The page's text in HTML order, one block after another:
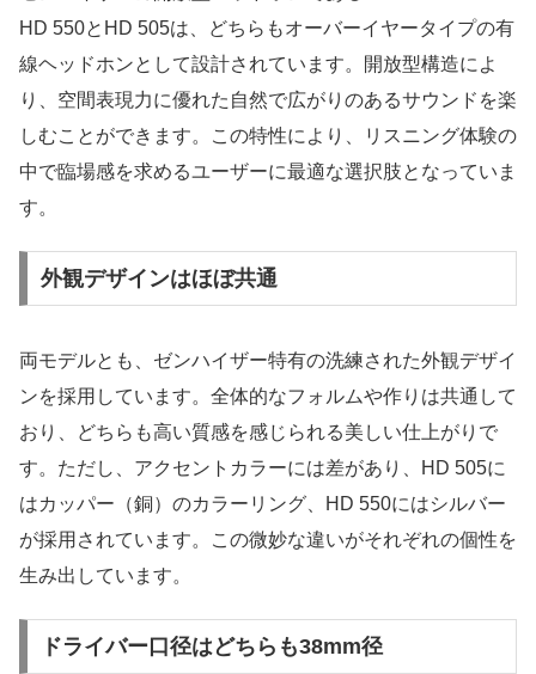
HD 550とHD 505は、どちらもオーバーイヤータイプの有
線ヘッドホンとして設計されています。開放型構造によ
り、空間表現力に優れた自然で広がりのあるサウンドを楽
しむことができます。この特性により、リスニング体験の
中で臨場感を求めるユーザーに最適な選択肢となっていま
す。
外観デザインはほぼ共通
両モデルとも、ゼンハイザー特有の洗練された外観デザイ
ンを採用しています。全体的なフォルムや作りは共通して
おり、どちらも高い質感を感じられる美しい仕上がりで
す。ただし、アクセントカラーには差があり、HD 505に
はカッパー（銅）のカラーリング、HD 550にはシルバー
が採用されています。この微妙な違いがそれぞれの個性を
生み出しています。
ドライバー口径はどちらも38mm径